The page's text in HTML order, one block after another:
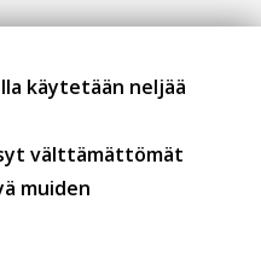
käytetään neljää
välttämättömät
muiden